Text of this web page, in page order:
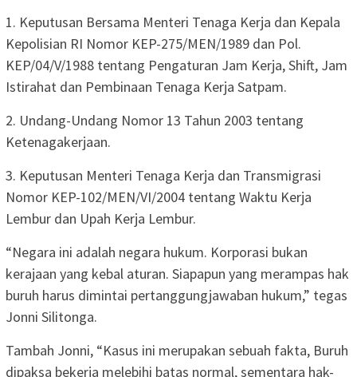
1. Keputusan Bersama Menteri Tenaga Kerja dan Kepala
Kepolisian RI Nomor KEP-275/MEN/1989 dan Pol.
KEP/04/V/1988 tentang Pengaturan Jam Kerja, Shift, Jam
Istirahat dan Pembinaan Tenaga Kerja Satpam.
2. Undang-Undang Nomor 13 Tahun 2003 tentang
Ketenagakerjaan.
3. Keputusan Menteri Tenaga Kerja dan Transmigrasi
Nomor KEP-102/MEN/VI/2004 tentang Waktu Kerja
Lembur dan Upah Kerja Lembur.
“Negara ini adalah negara hukum. Korporasi bukan
kerajaan yang kebal aturan. Siapapun yang merampas hak
buruh harus dimintai pertanggungjawaban hukum,” tegas
Jonni Silitonga.
Tambah Jonni, “Kasus ini merupakan sebuah fakta, Buruh
dipaksa bekerja melebihi batas normal, sementara hak-